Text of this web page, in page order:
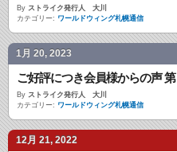
By ストライク発行人 大川
カテゴリー: ワールドウィング札幌通信
1月 20, 2023
ご好評につき会員様からの声
By ストライク発行人 大川
カテゴリー: ワールドウィング札幌通信
12月 21, 2022